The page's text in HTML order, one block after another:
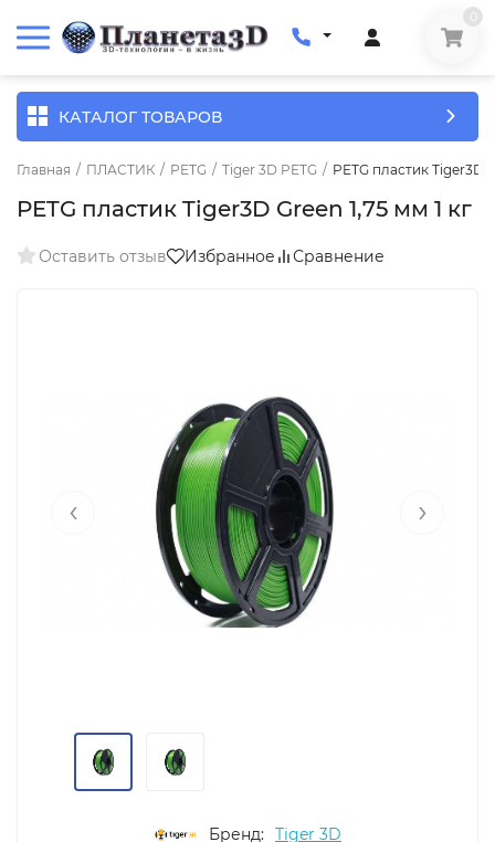
КАТАЛОГ ТОВАРОВ
Главная / ПЛАСТИК / PETG / Tiger 3D PETG / PETG пластик Tiger3D
PETG пластик Tiger3D Green 1,75 мм 1 кг
Оставить отзыв Избранное Сравнение
‹ ›
Бренд: Tiger 3D